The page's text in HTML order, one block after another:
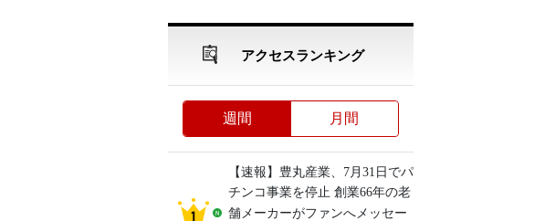
アクセスランキング
週間 月間
【速報】豊丸産業、7月31日でパ
チンコ事業を停止 創業66年の老
舗メーカーがファンへメッセー